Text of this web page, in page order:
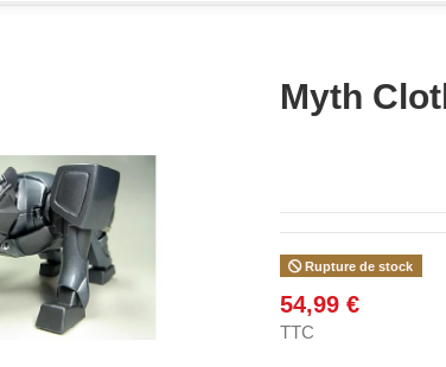
Myth
Rupture de stock
54,99 €
TTC